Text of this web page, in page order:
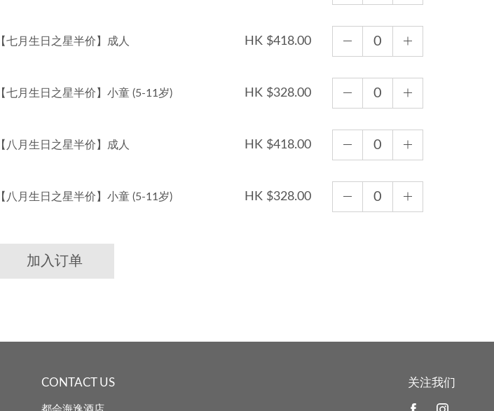
【七月生日之星半价】成人 HK $418.00
【七月生日之星半价】小童 (5-11岁) HK $328.00
【八月生日之星半价】成人 HK $418.00
【八月生日之星半价】小童 (5-11岁) HK $328.00
加入订单
CONTACT US 关注我们